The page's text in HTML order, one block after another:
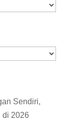
Sendiri,
di 2026